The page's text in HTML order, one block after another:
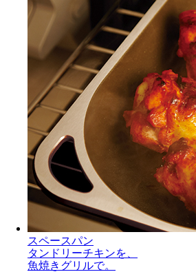
スペースパン
タンドリーチキンを、
魚焼きグリルで。